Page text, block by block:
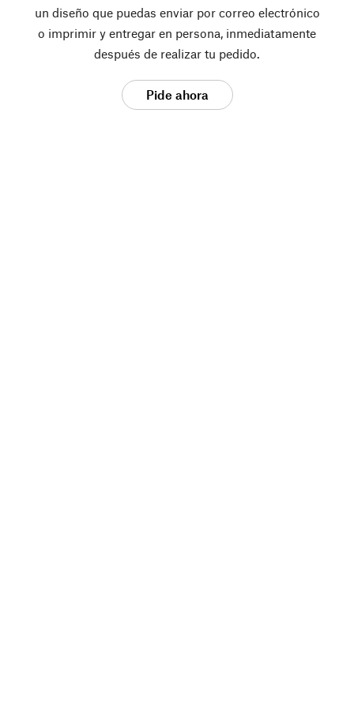
un diseño que puedas enviar por correo electrónico
o imprimir y entregar en persona, inmediatamente
después de realizar tu pedido.
Pide ahora